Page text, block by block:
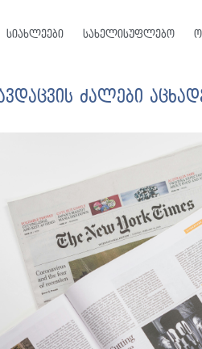
სიახლეები სახელისუფლებო
ძალები